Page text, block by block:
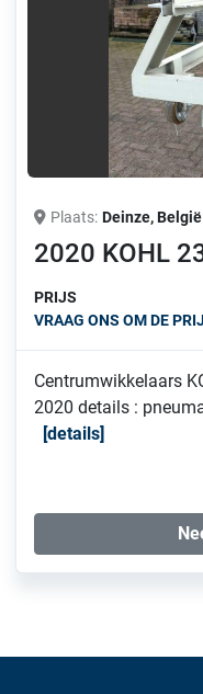
Plaats Deinze, België
2020 KOHL
PRIJS
VRAAG ONS OM DE
Centrumwikkelaars
2020 details :
details